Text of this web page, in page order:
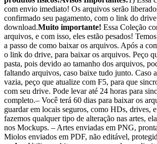
com envio imediato! Os arquivos serão
confirmado seu pagamento, com o link do
download.Muito importante! Essa Coleção
arquivos, e com isso, eles estão pesados!
a passo de como baixar os arquivos. Após a
o link do drive, para baixar os arquivos. Peço
pasta, pois devido ao tamanho dos arquivos,
faltando arquivos, caso baixe tudo junto. Caso
vazia, peço que atualize com F5, para que
com seu drive. Pode levar até 24 horas para
completo.– Você terá 60 dias para baixar os
guardar em locais seguros, como HDs, drives,
fazemos qualquer tipo de alteração nas artes,
nos Mockups. – Artes enviadas em PNG,
Miolos enviados em PDF, não editável,